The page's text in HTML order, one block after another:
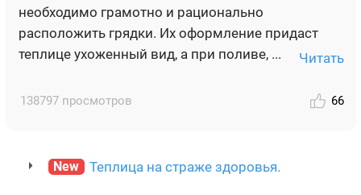
необходимо грамотно и рационально
расположить грядки. Их оформление придаст
теплице ухоженный вид, а при поливе, ...
Читать
138797 просмотров 66
New Теплица на страже здоровья.